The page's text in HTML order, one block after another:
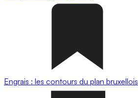
Engrais : les contours du plan bruxellois